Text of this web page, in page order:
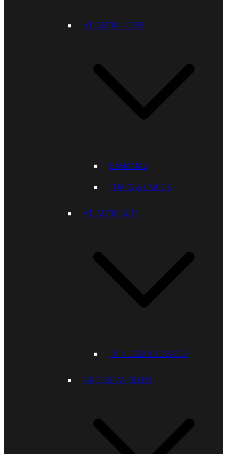
ATLANTIK-NORD
BAHAMAS
TURKS & CAICOS
ATLANTIK-SÜD
TRINIDAD & TOBAGO
GROSSE ANTILLEN